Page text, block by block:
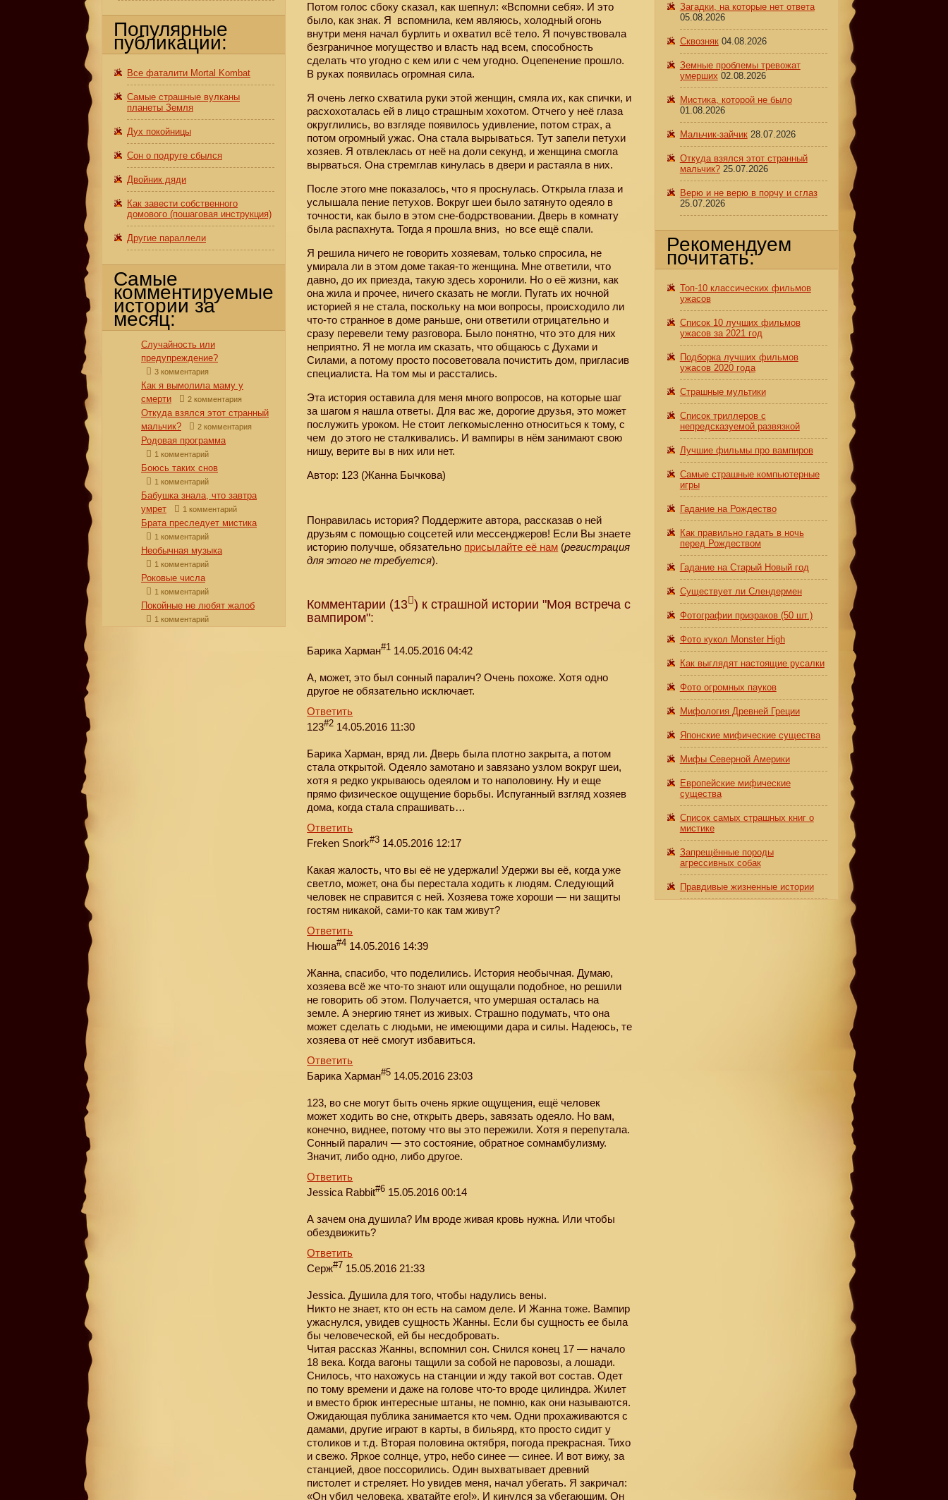
Потом голос сбоку сказал, как шепнул: «Вспомни себя». И это
было, как знак. Я
вспомнила, кем являюсь, холодный огонь
внутри меня начал бурлить и охватил всё тело. Я почувствовала
безграничное могущество и власть над всем, способность
сделать что угодно с кем или с чем угодно. Оцепенение прошло.
В руках появилась огромная сила.
Я очень легко схватила руки этой женщин, смяла их, как спички, и
расхохоталась ей в лицо страшным хохотом. Отчего у неё глаза
округлились, во взгляде появилось удивление, потом страх, а
потом огромный ужас. Она стала вырываться. Тут запели петухи
хозяев. Я отвлеклась от неё на доли секунд, и женщина смогла
вырваться. Она стремглав кинулась в двери и растаяла в них.
После этого мне показалось, что я проснулась. Открыла глаза и
услышала пение петухов. Вокруг шеи было затянуто одеяло в
точности, как было в этом сне-бодрствовании. Дверь в комнату
была распахнута. Тогда я прошла вниз, но все ещё спали.
Я решила ничего не говорить хозяевам, только спросила, не
умирала ли в этом доме такая-то женщина. Мне ответили, что
давно, до их приезда, такую здесь хоронили. Но о её жизни, как
она жила и прочее, ничего сказать не могли. Пугать их ночной
историей я не стала, поскольку на мои вопросы, происходило ли
что-то странное в доме раньше, они ответили отрицательно и
сразу перевели тему разговора. Было понятно, что это для них
неприятно. Я не могла им сказать, что общаюсь с Духами и
Силами, а потому просто посоветовала почистить дом, пригласив
специалиста. На том мы и расстались.
Эта история оставила для меня много вопросов, на которые шаг
за шагом я нашла ответы. Для вас же, дорогие друзья, это может
послужить уроком. Не стоит легкомысленно относиться к тому, с
чем до этого не сталкивались. И вампиры в нём занимают свою
нишу, верите вы в них или нет.
Автор: 123 (Жанна Бычкова)
Понравилась история? Поддержите автора, рассказав о ней
друзьям с помощью соцсетей или мессенджеров! Если Вы знаете
историю получше, обязательно присылайте её нам (регистрация
для этого не требуется).
Комментарии (13 ) к страшной истории "Моя встреча с
вампиром":
Барика Харман#1 14.05.2016 04:42
А, может, это был сонный паралич? Очень похоже. Хотя одно
другое не обязательно исключает.
Ответить
123#2 14.05.2016 11:30
Барика Харман, вряд ли. Дверь была плотно закрыта, а потом
стала открытой. Одеяло замотано и завязано узлом вокруг шеи,
хотя я редко укрываюсь одеялом и то наполовину. Ну и еще
прямо физическое ощущение борьбы. Испуганный взгляд хозяев
дома, когда стала спрашивать…
Ответить
Freken Snork#3 14.05.2016 12:17
Какая жалость, что вы её не удержали! Удержи вы её, когда уже
светло, может, она бы перестала ходить к людям. Следующий
человек не справится с ней. Хозяева тоже хороши — ни защиты
гостям никакой, сами-то как там живут?
Ответить
Нюша#4 14.05.2016 14:39
Жанна, спасибо, что поделились. История необычная. Думаю,
хозяева всё же что-то знают или ощущали подобное, но решили
не говорить об этом. Получается, что умершая осталась на
земле. А энергию тянет из живых. Страшно подумать, что она
может сделать с людьми, не имеющими дара и силы. Надеюсь, те
хозяева от неё смогут избавиться.
Ответить
Барика Харман#5 14.05.2016 23:03
123, во сне могут быть очень яркие ощущения, ещё человек
может ходить во сне, открыть дверь, завязать одеяло. Но вам,
конечно, виднее, потому что вы это пережили. Хотя я перепутала.
Сонный паралич — это состояние, обратное сомнамбулизму.
Значит, либо одно, либо другое.
Ответить
Jessica Rabbit#6 15.05.2016 00:14
А зачем она душила? Им вроде живая кровь нужна. Или чтобы
обездвижить?
Ответить
Серж#7 15.05.2016 21:33
Jessica. Душила для того, чтобы надулись вены.
Никто не знает, кто он есть на самом деле. И Жанна тоже. Вампир
ужаснулся, увидев сущность Жанны. Если бы сущность ее была
бы человеческой, ей бы несдобровать.
Читая рассказ Жанны, вспомнил сон. Снился конец 17 — начало
18 века. Когда вагоны тащили за собой не паровозы, а лошади.
Снилось, что нахожусь на станции и жду такой вот состав. Одет
по тому времени и даже на голове что-то вроде цилиндра. Жилет
и вместо брюк интересные штаны, не помню, как они называются.
Ожидающая публика занимается кто чем. Одни прохаживаются с
дамами, другие играют в карты, в бильярд, кто просто сидит у
столиков и т.д. Вторая половина октября, погода прекрасная. Тихо
и свежо. Яркое солнце, утро, небо синее — синее. И вот вижу, за
станцией, двое поссорились. Один выхватывает древний
пистолет и стреляет. Но увидев меня, начал убегать. Я закричал:
«Он убил человека, хватайте его!». И кинулся за убегающим. Он
Популярные
публикации:
Все фаталити Mortal Kombat
Самые страшные вулканы
планеты Земля
Дух покойницы
Сон о подруге сбылся
Двойник дяди
Как завести собственного
домового (пошаговая инструкция)
Другие параллели
Самые
комментируемые
истории за
месяц:
Случайность или
предупреждение?
3 комментария
Как я вымолила маму у
смерти
2 комментария
Откуда взялся этот странный
мальчик?
2 комментария
Родовая программа
1 комментарий
Боюсь таких снов
1 комментарий
Бабушка знала, что завтра
умрет
1 комментарий
Брата преследует мистика
1 комментарий
Необычная музыка
1 комментарий
Роковые числа
1 комментарий
Покойные не любят жалоб
1 комментарий
Загадки, на которые нет ответа
05.08.2026
Сквозняк 04.08.2026
Земные проблемы тревожат
умерших 02.08.2026
Мистика, которой не было
01.08.2026
Мальчик-зайчик 28.07.2026
Откуда взялся этот странный
мальчик? 25.07.2026
Верю и не верю в порчу и сглаз
25.07.2026
Рекомендуем
почитать:
Топ-10 классических фильмов
ужасов
Список 10 лучших фильмов
ужасов за 2021 год
Подборка лучших фильмов
ужасов 2020 года
Страшные мультики
Список триллеров с
непредсказуемой развязкой
Лучшие фильмы про вампиров
Самые страшные компьютерные
игры
Гадание на Рождество
Как правильно гадать в ночь
перед Рождеством
Гадание на Старый Новый год
Существует ли Слендермен
Фотографии призраков (50 шт.)
Фото кукол Monster High
Как выглядят настоящие русалки
Фото огромных пауков
Мифология Древней Греции
Японские мифические существа
Мифы Северной Америки
Европейские мифические
существа
Список самых страшных книг о
мистике
Запрещённые породы
агрессивных собак
Правдивые жизненные истории